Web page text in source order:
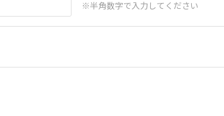
※半角数字で入力してください